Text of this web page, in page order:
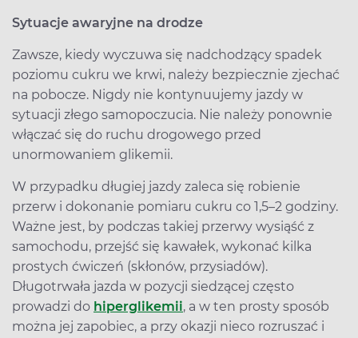
Sytuacje awaryjne na drodze
Zawsze, kiedy wyczuwa się nadchodzący spadek
poziomu cukru we krwi, należy bezpiecznie zjechać
na pobocze. Nigdy nie kontynuujemy jazdy w
sytuacji złego samopoczucia. Nie należy ponownie
włączać się do ruchu drogowego przed
unormowaniem glikemii.
W przypadku długiej jazdy zaleca się robienie
przerw i dokonanie pomiaru cukru co 1,5–2 godziny.
Ważne jest, by podczas takiej przerwy wysiąść z
samochodu, przejść się kawałek, wykonać kilka
prostych ćwiczeń (skłonów, przysiadów).
Długotrwała jazda w pozycji siedzącej często
prowadzi do hiperglikemii, a w ten prosty sposób
można jej zapobiec, a przy okazji nieco rozruszać i